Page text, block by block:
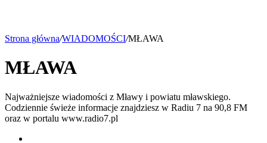
Strona główna/WIADOMOŚCI/MŁAWA
MŁAWA
Najważniejsze wiadomości z Mławy i powiatu mławskiego.
Codziennie świeże informacje znajdziesz w Radiu 7 na 90,8 FM
oraz w portalu www.radio7.pl